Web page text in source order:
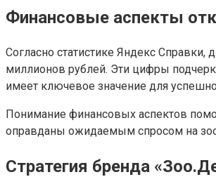
Финансовые аспекты
Согласно статистике Яндекс
миллионов рублей. Эти цифры
имеет ключевое значение для
Понимание финансовых аспектов
оправданы ожидаемым спросом на
Стратегия бренда